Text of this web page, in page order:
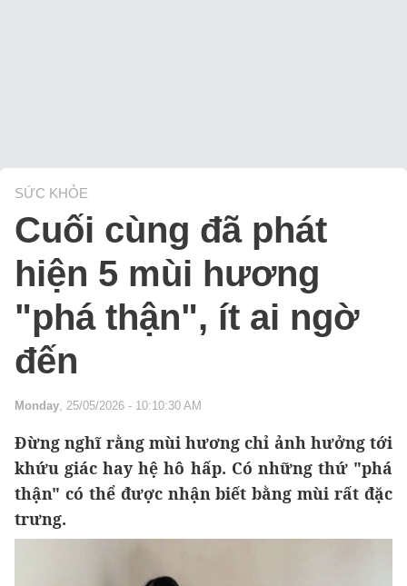
SỨC KHỎE
Cuối cùng đã phát
hiện 5 mùi hương
"phá thận", ít ai ngờ
đến
Monday, 25/05/2026 - 10:10:30 AM
Đừng nghĩ rằng mùi hương chỉ ảnh hưởng tới
khứu giác hay hệ hô hấp. Có những thứ "phá
thận" có thể được nhận biết bằng mùi rất đặc
trưng.